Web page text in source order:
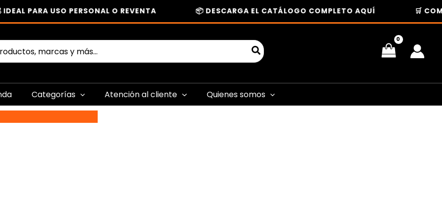
PARA USO PERSONAL O REVENTA 📦 DESCARGA EL CATÁLOGO COMPLETO AQUÍ 🛒
Categorías Atención al cliente
Quienes somos